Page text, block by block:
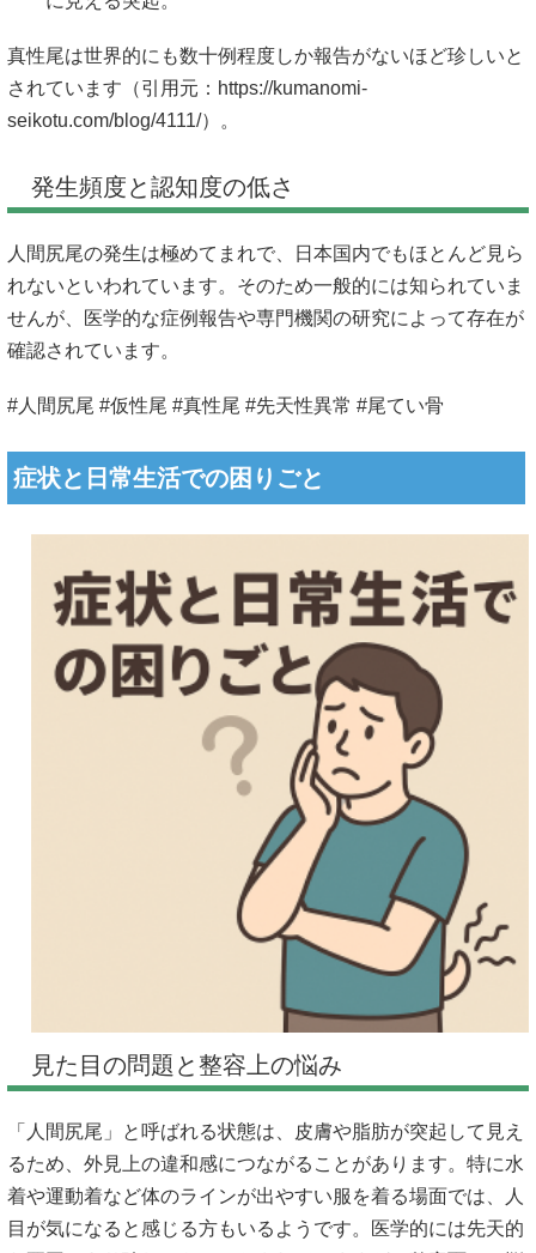
真性尾は世界的にも数十例程度しか報告がないほど珍しいと
されています（引用元： https://kumanomi-
seikotu.com/blog/4111/）。
発生頻度と認知度の低さ
人間尻尾の発生は極めてまれで、日本国内でもほとんど見ら
れないといわれています。そのため一般的には知られていま
せんが、医学的な症例報告や専門機関の研究によって存在が
確認されています。
#人間尻尾 #仮性尾 #真性尾 #先天性異常 #尾てい骨
症状と日常生活での困りごと
見た目の問題と整容上の悩み
「人間尻尾」と呼ばれる状態は、皮膚や脂肪が突起して見え
るため、外見上の違和感につながることがあります。特に水
着や運動着など体のラインが出やすい服を着る場面では、人
目が気になると感じる方もいるようです。医学的には先天的